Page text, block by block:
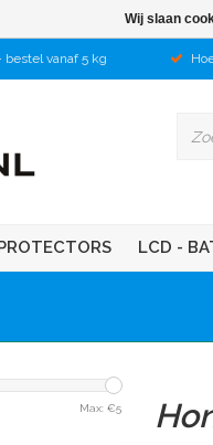
bestel vanaf 5 kg
LCD -
Max: €5
Wij slaan